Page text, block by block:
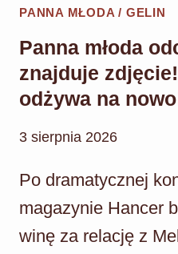
PANNA MŁODA / GELIN
Panna młoda
znajduje
odżywa na
3 sierpnia 2026
Po dramatycznej
magazynie Hancer
winę za relację z